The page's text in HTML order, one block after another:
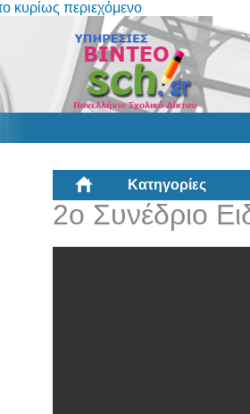
κυρίως περιεχόμενο
Κατηγορίες
2ο Συνέδριο